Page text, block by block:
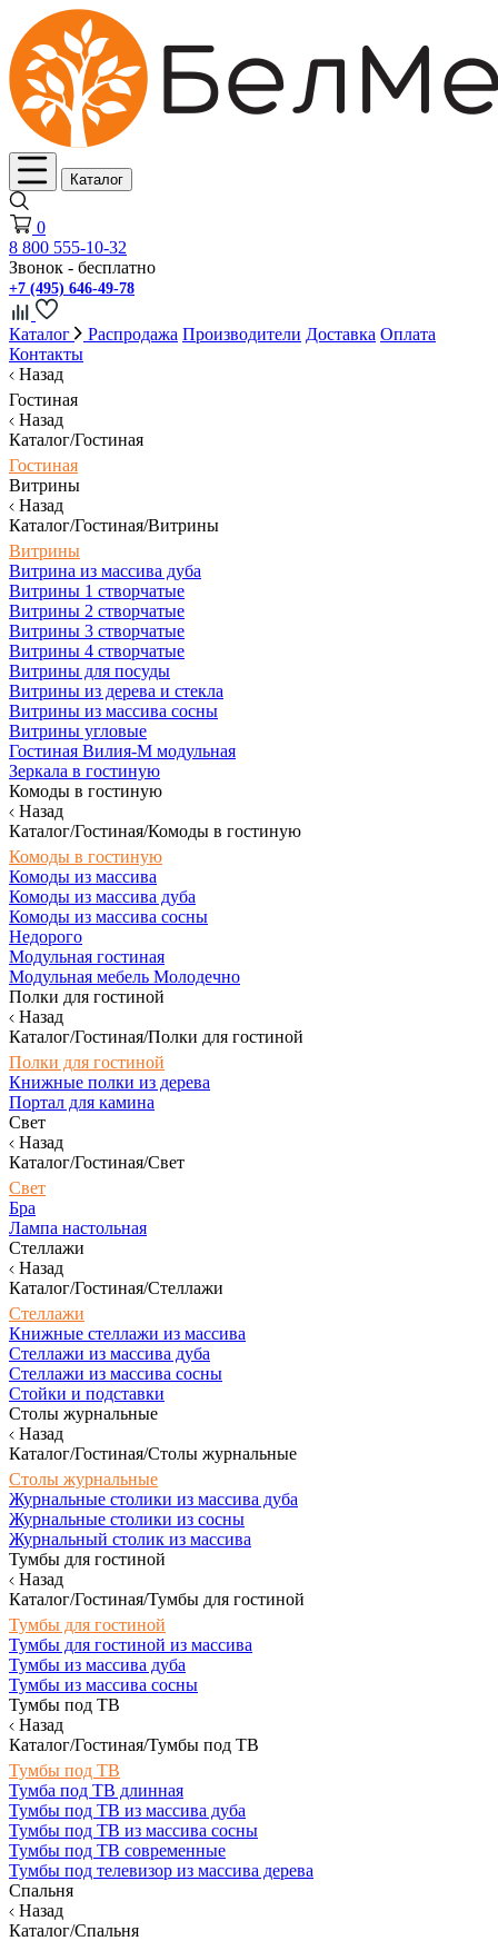
Каталог
0
8 800 555-10-32
Звонок - бесплатно
+7 (495) 646-49-78
Каталог Распродажа Производители Доставка Оплата
Контакты
Назад
Гостиная
Назад
Каталог/Гостиная
Гостиная
Витрины
Назад
Каталог/Гостиная/Витрины
Витрины
Витрина из массива дуба
Витрины 1 створчатые
Витрины 2 створчатые
Витрины 3 створчатые
Витрины 4 створчатые
Витрины для посуды
Витрины из дерева и стекла
Витрины из массива сосны
Витрины угловые
Гостиная Вилия-М модульная
Зеркала в гостиную
Комоды в гостиную
Назад
Каталог/Гостиная/Комоды в гостиную
Комоды в гостиную
Комоды из массива
Комоды из массива дуба
Комоды из массива сосны
Недорого
Модульная гостиная
Модульная мебель Молодечно
Полки для гостиной
Назад
Каталог/Гостиная/Полки для гостиной
Полки для гостиной
Книжные полки из дерева
Портал для камина
Свет
Назад
Каталог/Гостиная/Свет
Свет
Бра
Лампа настольная
Стеллажи
Назад
Каталог/Гостиная/Стеллажи
Стеллажи
Книжные стеллажи из массива
Стеллажи из массива дуба
Стеллажи из массива сосны
Стойки и подставки
Столы журнальные
Назад
Каталог/Гостиная/Столы журнальные
Столы журнальные
Журнальные столики из массива дуба
Журнальные столики из сосны
Журнальный столик из массива
Тумбы для гостиной
Назад
Каталог/Гостиная/Тумбы для гостиной
Тумбы для гостиной
Тумбы для гостиной из массива
Тумбы из массива дуба
Тумбы из массива сосны
Тумбы под ТВ
Назад
Каталог/Гостиная/Тумбы под ТВ
Тумбы под ТВ
Тумба под ТВ длинная
Тумбы под ТВ из массива дуба
Тумбы под ТВ из массива сосны
Тумбы под ТВ современные
Тумбы под телевизор из массива дерева
Спальня
Назад
Каталог/Спальня